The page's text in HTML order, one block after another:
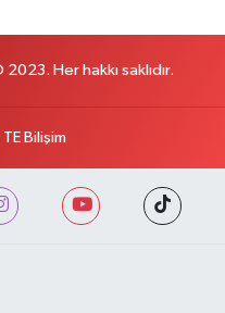
Her hakkı saklıdır.
TE Bilişim